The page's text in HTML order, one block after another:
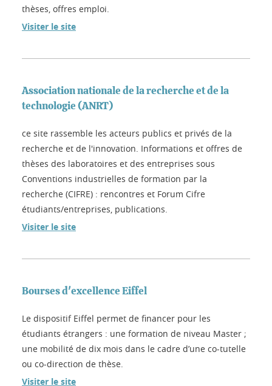
thèses, offres emploi.
Visiter le site
Association nationale de la recherche et de la
technologie (ANRT)
ce site rassemble les acteurs publics et privés de la
recherche et de l'innovation. Informations et offres de
thèses des laboratoires et des entreprises sous
Conventions industrielles de formation par la
recherche (CIFRE) : rencontres et Forum Cifre
étudiants/entreprises, publications.
Visiter le site
Bourses d'excellence Eiffel
Le dispositif Eiffel permet de financer pour les
étudiants étrangers : une formation de niveau Master ;
une mobilité de dix mois dans le cadre d’une co-tutelle
ou co-direction de thèse.
Visiter le site